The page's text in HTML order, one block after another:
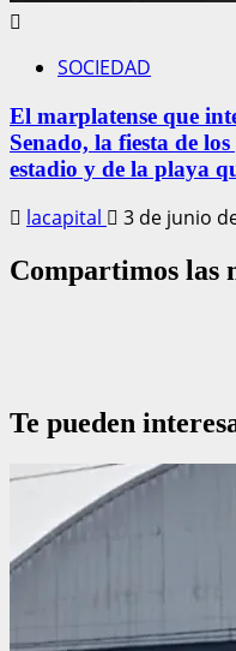
SOCIEDAD
El marplatense que
Senado, la fiesta de
estadio y de la playa
lacapital 3 de junio
Compartimos las
Te pueden